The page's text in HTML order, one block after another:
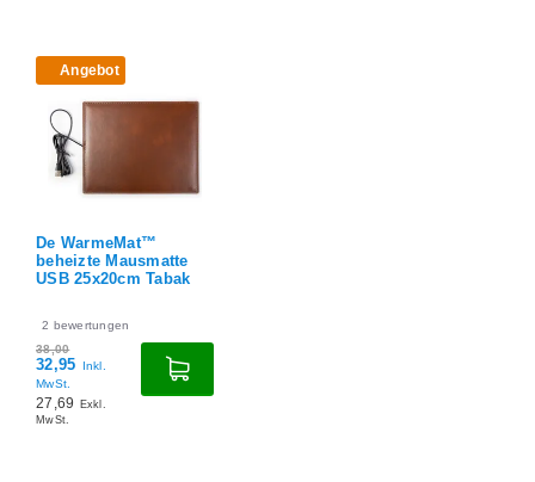
Angebot
De WarmeMat™
beheizte Mausmatte
USB 25x20cm Tabak
2 bewertungen
38,00
32,95
Inkl.
MwSt.
27,69
Exkl.
MwSt.